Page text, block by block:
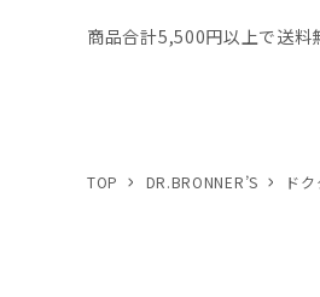
商品合計5,500円以上で送料
TOP DR.BRONNER’S ド